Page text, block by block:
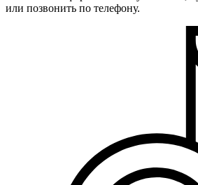
или позвонить по телефону.